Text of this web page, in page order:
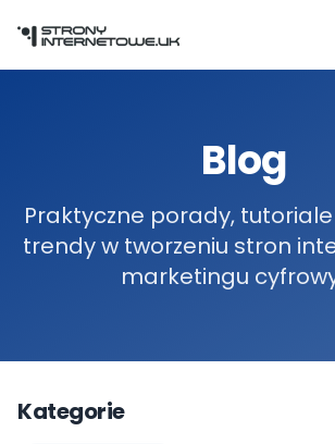
Blog
Praktyczne porady,
trendy w tworzeniu stron
marketingu
Kategorie